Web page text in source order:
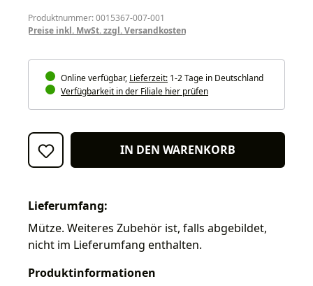
Produktnummer: 0015367-007-001
Preise inkl. MwSt. zzgl. Versandkosten
Online verfügbar, Lieferzeit: 1-2 Tage in Deutschland
Verfügbarkeit in der Filiale hier prüfen
IN DEN WARENKORB
Lieferumfang:
Mütze. Weiteres Zubehör ist, falls abgebildet,
nicht im Lieferumfang enthalten.
Produktinformationen